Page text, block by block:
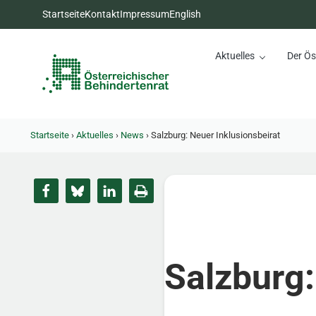
Zum Inhalt springen
Zur Hauptnavigation springen
Zum Footer springen
StartseiteKontaktImpressumEnglish
Aktuelles Der
Startseite › Aktuelles › News ›Salzburg: Neuer Inklusionsbeirat